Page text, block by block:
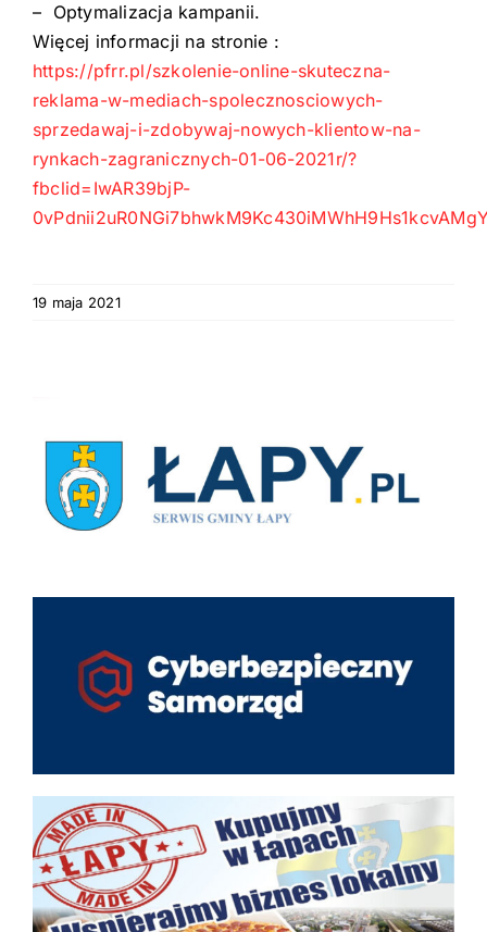
– Optymalizacja kampanii.
Więcej informacji na stronie :
https://pfrr.pl/szkolenie-online-skuteczna-
reklama-w-mediach-spolecznosciowych-
sprzedawaj-i-zdobywaj-nowych-klientow-na-
rynkach-zagranicznych-01-06-2021r/?
fbclid=IwAR39bjP-
19 maja 2021